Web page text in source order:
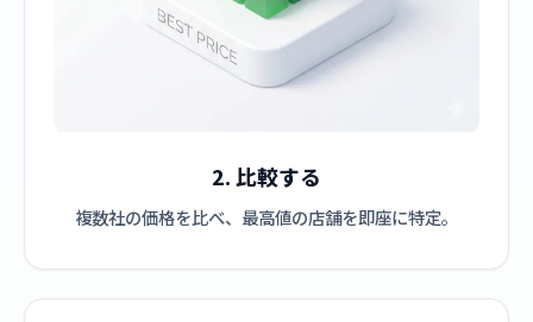
2. 比較する
複数社の価格を比べ、最高値の店舗を即座に特定。